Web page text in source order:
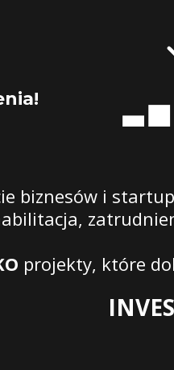
biznesów i
projekty, które